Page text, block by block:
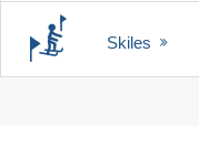
Skiles